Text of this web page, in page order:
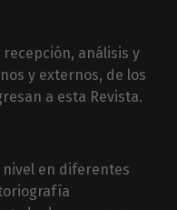
análisis y
y externos, de los
a esta Revista.
en diferentes